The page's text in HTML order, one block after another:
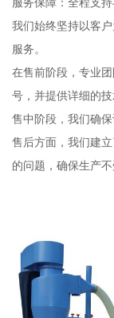
服务保障：全程支
我们始终坚持以客
服务。
在售前阶段，专业
号，并提供详细的技
售中阶段，我们确
售后方面，我们建
的问题，确保生产不